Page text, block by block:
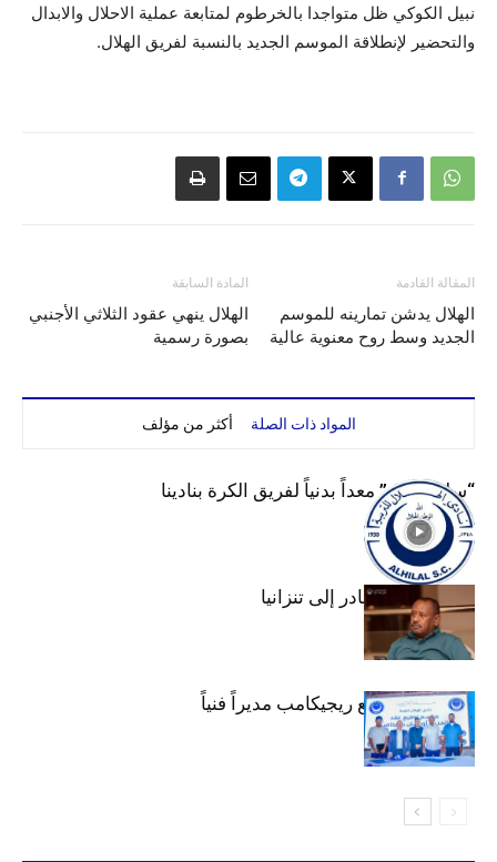
نبيل الكوكي ظل متواجدا بالخرطوم لمتابعة عملية الاحلال والابدال
والتحضير ﻹنطلاقة الموسم الجديد بالنسبة لفريق الهلال.
المادة السابقة
الهلال ينهي عقود الثلاثي الأجنبي
بصورة رسمية
المقالة القادمة
الهلال يدشن تمارينه للموسم
الجديد وسط روح معنوية عالية
المواد ذات الصلة أكثر من مؤلف
“سليم لبرق” معداً بدنياً لفريق الكرة بنادينا
عبد المهيمن يغادر إلى تنزانيا
الهلال يتعاقد مع ريجيكامب مديراً فنياً